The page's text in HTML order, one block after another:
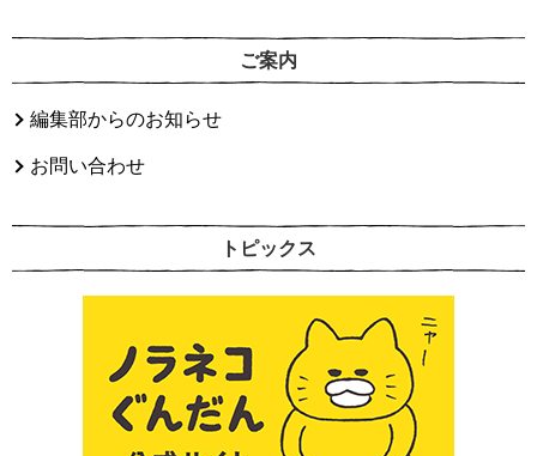
ご案内
編集部からのお知らせ
お問い合わせ
トピックス